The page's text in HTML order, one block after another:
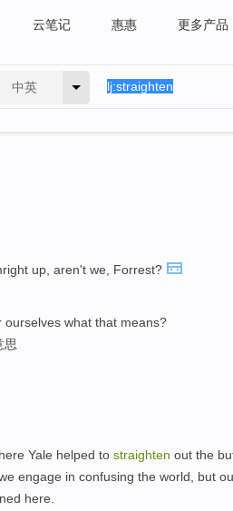
云笔记 惠惠 更多产品
中英
up, aren't we, Forrest?
ourselves what that means?
思
Yale helped to straighten out the
engage in confusing the world, but
here.